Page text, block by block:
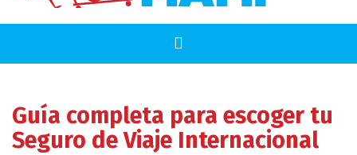
Guía completa para escoger tu
Seguro de Viaje Internacional